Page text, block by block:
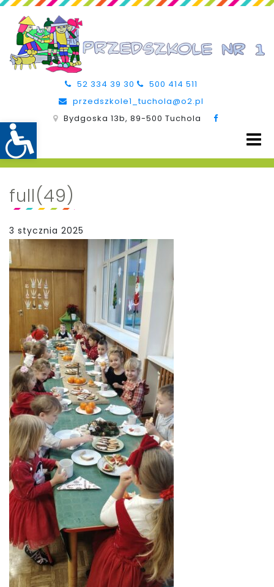
52 334 39 30
500 414 511
przedszkole1_tuchola@o2.pl
Bydgoska 13b, 89-500 Tuchola
full(49)
3 stycznia 2025